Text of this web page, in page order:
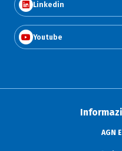
Linkedin
Youtube
AGN